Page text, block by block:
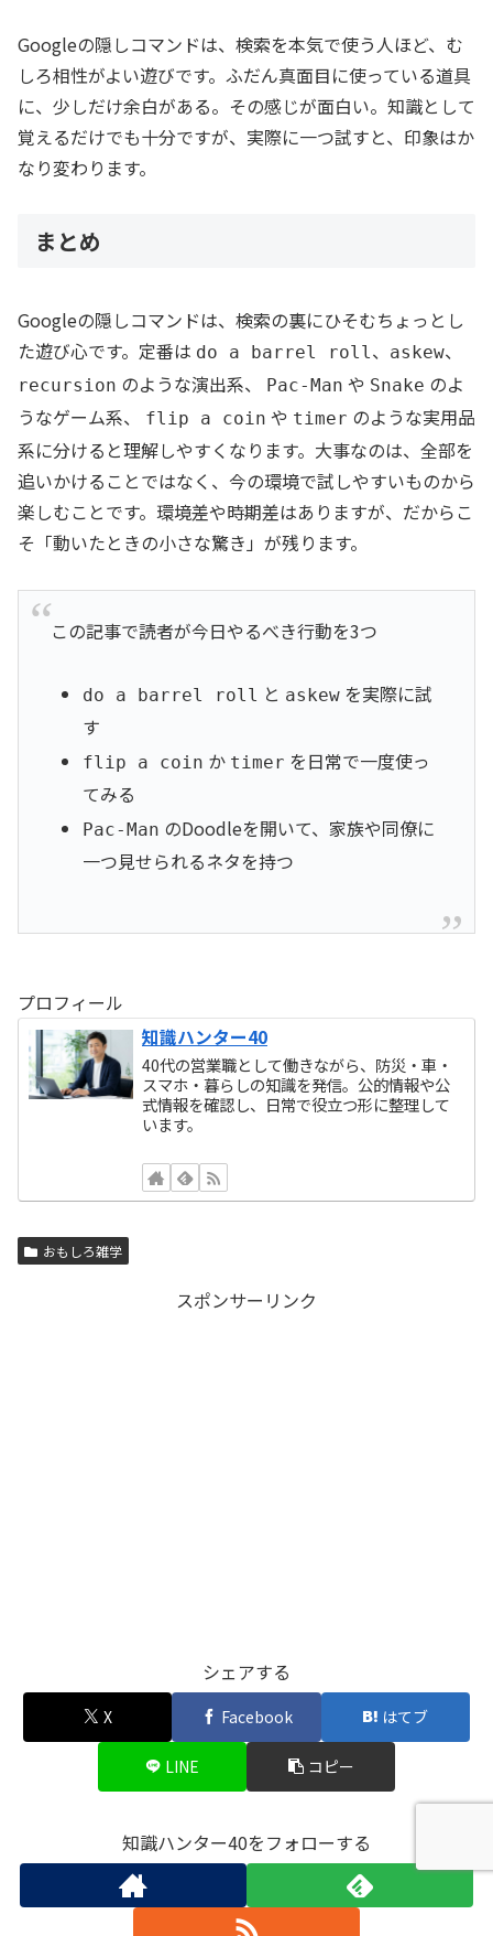
Googleの隠しコマンドは、検索を本気で使う人ほど、む
しろ相性がよい遊びです。ふだん真面目に使っている道具
に、少しだけ余白がある。その感じが面白い。知識として
覚えるだけでも十分ですが、実際に一つ試すと、印象はか
なり変わります。
まとめ
Googleの隠しコマンドは、検索の裏にひそむちょっとし
た遊び心です。定番は do a barrel roll 、 askew、
recursion のような演出系、 Pac-Man や Snake のよ
うなゲーム系、
flip a coin や timer のような実用品
系に分けると理解しやすくなります。大事なのは、全部を
追いかけることではなく、今の環境で試しやすいものから
楽しむことです。環境差や時期差はありますが、だからこ
そ「動いたときの小さな驚き」が残ります。
この記事で読者が今日やるべき行動を3つ
do a barrel roll と askewを実際に試
す
flip a coin か timer を日常で一度使っ
てみる
Pac-Man のDoodleを開いて、家族や同僚に
一つ見せられるネタを持つ
プロフィール
知識ハンター40
40代の営業職として働きながら、防災・車・
スマホ・暮らしの知識を発信。公的情報や公
式情報を確認し、日常で役立つ形に整理して
います。
おもしろ雑学
スポンサーリンク
シェアする
X Facebook はてブ
LINE コピー
知識ハンター40をフォローする